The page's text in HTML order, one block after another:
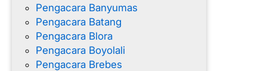
Pengacara Banyumas
Pengacara Batang
Pengacara Blora
Pengacara Boyolali
Pengacara Brebes